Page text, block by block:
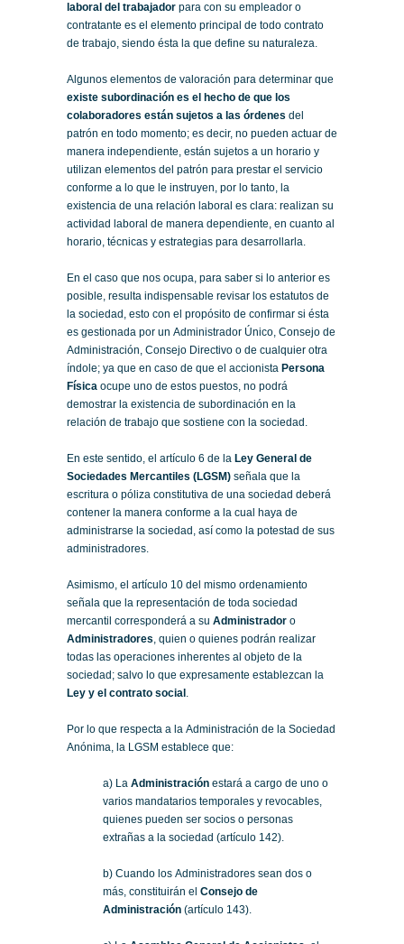
laboral del trabajador para con su empleador o
contratante es el elemento principal de todo contrato
de trabajo, siendo ésta la que define su naturaleza.
Algunos elementos de valoración para determinar que
existe subordinación es el hecho de que los
colaboradores están sujetos a las órdenes del
patrón en todo momento; es decir, no pueden actuar de
manera independiente, están sujetos a un horario y
utilizan elementos del patrón para prestar el servicio
conforme a lo que le instruyen, por lo tanto, la
existencia de una relación laboral es clara: realizan su
actividad laboral de manera dependiente, en cuanto al
horario, técnicas y estrategias para desarrollarla.
En el caso que nos ocupa, para saber si lo anterior es
posible, resulta indispensable revisar los estatutos de
la sociedad, esto con el propósito de confirmar si ésta
es gestionada por un Administrador Único, Consejo de
Administración, Consejo Directivo o de cualquier otra
índole; ya que en caso de que el accionista Persona
Física ocupe uno de estos puestos, no podrá
demostrar la existencia de subordinación en la
relación de trabajo que sostiene con la sociedad.
En este sentido, el artículo 6 de la Ley General de
Sociedades Mercantiles (LGSM) señala que la
escritura o póliza constitutiva de una sociedad deberá
contener la manera conforme a la cual haya de
administrarse la sociedad, así como la potestad de sus
administradores.
Asimismo, el artículo 10 del mismo ordenamiento
señala que la representación de toda sociedad
mercantil corresponderá a su Administrador o
Administradores, quien o quienes podrán realizar
todas las operaciones inherentes al objeto de la
sociedad; salvo lo que expresamente establezcan la
Ley y el contrato social .
Por lo que respecta a la Administración de la Sociedad
Anónima, la LGSM establece que:
a) La Administración estará a cargo de uno o
varios mandatarios temporales y revocables,
quienes pueden ser socios o personas
extrañas a la sociedad (artículo 142).
b) Cuando los Administradores sean dos o
más, constituirán el Consejo de
Administración (artículo 143).